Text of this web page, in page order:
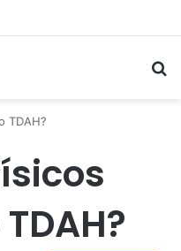
acabe
TDAH?